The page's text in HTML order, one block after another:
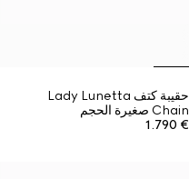
حقيبة كتف Lady Lunetta
Chain صغيرة الحجم
€ 1.790